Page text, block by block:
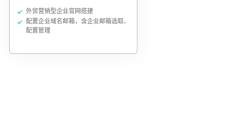
外贸营销型企业官网搭建
配置企业域名邮箱，含企业邮箱选取、
配置管理